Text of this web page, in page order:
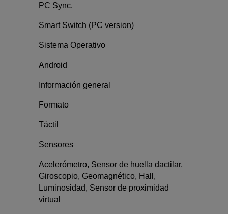
PC Sync.
Smart Switch (PC version)
Sistema Operativo
Android
Información general
Formato
Táctil
Sensores
Acelerómetro, Sensor de huella dactilar,
Giroscopio, Geomagnético, Hall,
Luminosidad, Sensor de proximidad
virtual